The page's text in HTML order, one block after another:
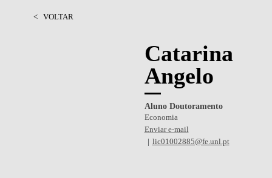
CURSOS
< VOLTAR
Catarina
Angelo
Aluno Doutoramento
Economia
Enviar e-mail
lic01002885@fe.unl.pt